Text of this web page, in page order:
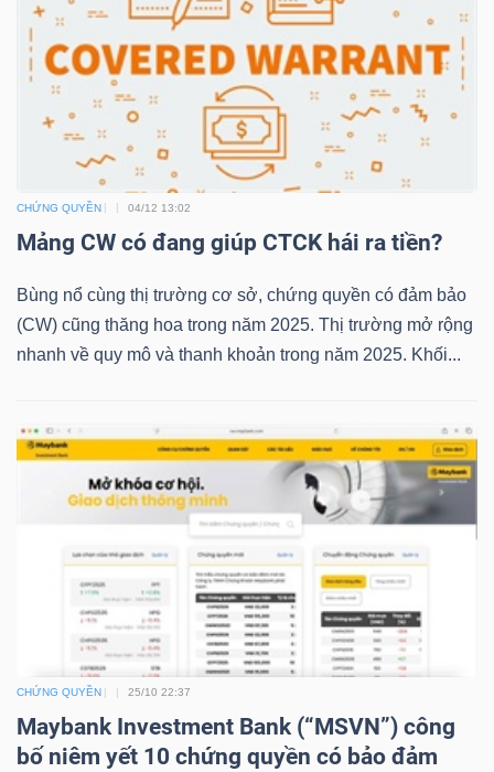
CHỨNG QUYỀN 04/12 13:02
Mảng CW có đang giúp CTCK hái ra tiền?
Bùng nổ cùng thị trường cơ sở, chứng quyền có đảm bảo
(CW) cũng thăng hoa trong năm 2025. Thị trường mở rộng
nhanh về quy mô và thanh khoản trong năm 2025. Khối...
CHỨNG QUYỀN 25/10 22:37
Maybank Investment Bank (“MSVN”) công
bố niêm yết 10 chứng quyền có bảo đảm
PHÁI
SINH
CÔNG
CỤ
ĐẦU
Ngành
VS-
SECTOR